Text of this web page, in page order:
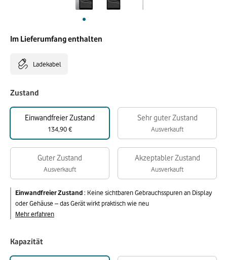
Im Lieferumfang enthalten
Ladekabel
Zustand
Einwandfreier Zustand
134,90 €
Sehr guter Zustand
Ausverkauft
Guter Zustand
Ausverkauft
Akzeptabler Zustand
Ausverkauft
Einwandfreier Zustand: Keine sichtbaren Gebrauchsspuren an Display
oder Gehäuse – das Gerät wirkt praktisch wie neu
Mehr erfahren
Kapazität